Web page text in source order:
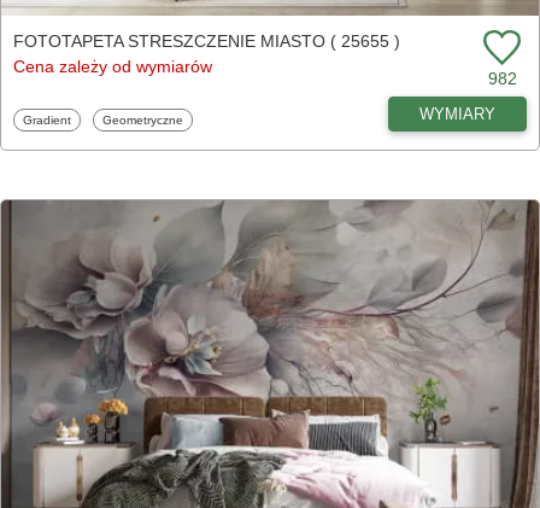
FOTOTAPETA STRESZCZENIE MIASTO ( 25655 )
Cena zależy od wymiarów
982
Fototapety
Gradient Fototapety
Geometryczne WYMIARY